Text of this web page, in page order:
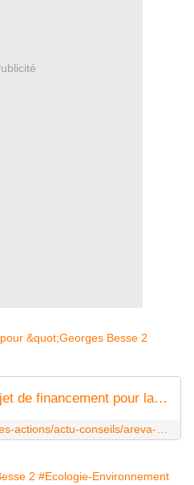
Areva: a finalisé un projet de financement pour la SET.
2 #Ecologie-Environnement